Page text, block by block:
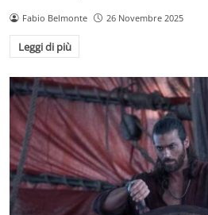
Fabio Belmonte 26 Novembre 2025
Leggi di più